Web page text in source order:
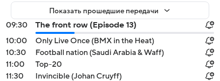
Показать прошедшие передачи
09:30
The front row (Episode 13)
10:00
Only Live Once (BMX in the Heat)
10:30
Football nation (Saudi Arabia & Waff)
11:00
Top-20
11:30
Invincible (Johan Cruyff)